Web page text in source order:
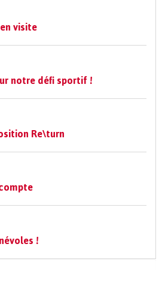
visite
notre défi sportif !
Re\turn
!